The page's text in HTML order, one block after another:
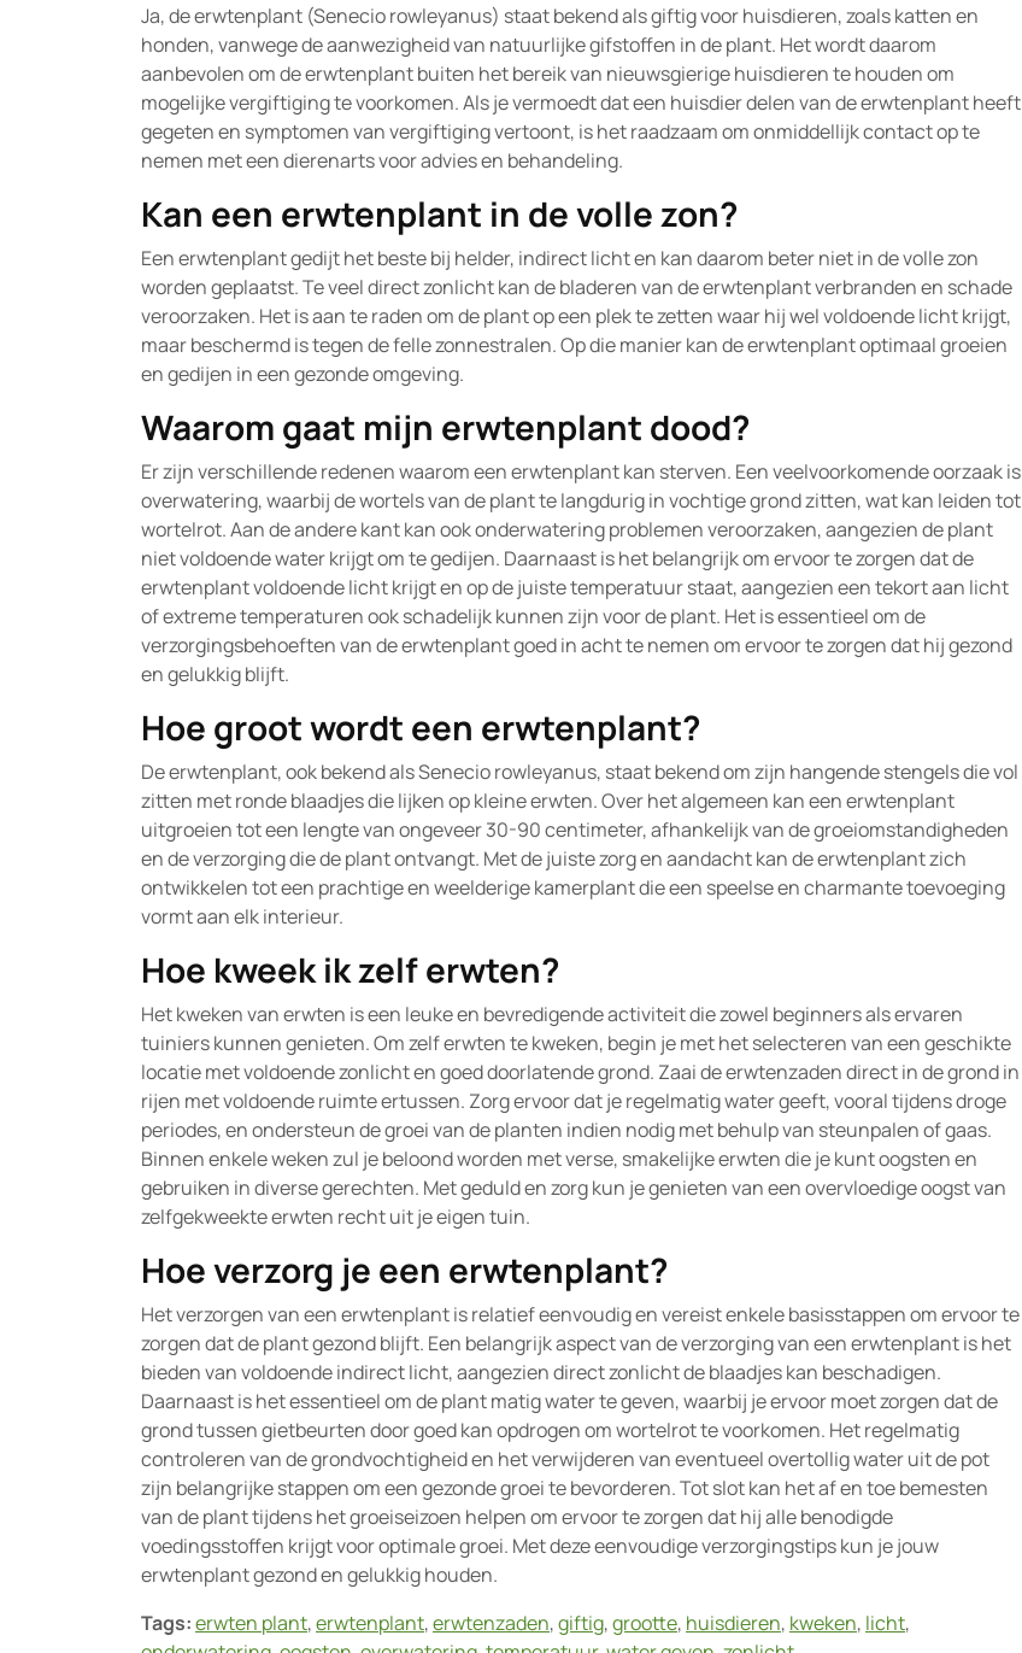
Ja, de erwtenplant (Senecio rowleyanus) staat bekend als giftig voor huisdieren, zoals katten en
honden, vanwege de aanwezigheid van natuurlijke gifstoffen in de plant. Het wordt daarom
aanbevolen om de erwtenplant buiten het bereik van nieuwsgierige huisdieren te houden om
mogelijke vergiftiging te voorkomen. Als je vermoedt dat een huisdier delen van de erwtenplant heeft
gegeten en symptomen van vergiftiging vertoont, is het raadzaam om onmiddellijk contact op te
nemen met een dierenarts voor advies en behandeling.
Kan een erwtenplant in de volle zon?
Een erwtenplant gedijt het beste bij helder, indirect licht en kan daarom beter niet in de volle zon
worden geplaatst. Te veel direct zonlicht kan de bladeren van de erwtenplant verbranden en schade
veroorzaken. Het is aan te raden om de plant op een plek te zetten waar hij wel voldoende licht krijgt,
maar beschermd is tegen de felle zonnestralen. Op die manier kan de erwtenplant optimaal groeien
en gedijen in een gezonde omgeving.
Waarom gaat mijn erwtenplant dood?
Er zijn verschillende redenen waarom een erwtenplant kan sterven. Een veelvoorkomende oorzaak is
overwatering, waarbij de wortels van de plant te langdurig in vochtige grond zitten, wat kan leiden tot
wortelrot. Aan de andere kant kan ook onderwatering problemen veroorzaken, aangezien de plant
niet voldoende water krijgt om te gedijen. Daarnaast is het belangrijk om ervoor te zorgen dat de
erwtenplant voldoende licht krijgt en op de juiste temperatuur staat, aangezien een tekort aan licht
of extreme temperaturen ook schadelijk kunnen zijn voor de plant. Het is essentieel om de
verzorgingsbehoeften van de erwtenplant goed in acht te nemen om ervoor te zorgen dat hij gezond
en gelukkig blijft.
Hoe groot wordt een erwtenplant?
De erwtenplant, ook bekend als Senecio rowleyanus, staat bekend om zijn hangende stengels die vol
zitten met ronde blaadjes die lijken op kleine erwten. Over het algemeen kan een erwtenplant
uitgroeien tot een lengte van ongeveer 30-90 centimeter, afhankelijk van de groeiomstandigheden
en de verzorging die de plant ontvangt. Met de juiste zorg en aandacht kan de erwtenplant zich
ontwikkelen tot een prachtige en weelderige kamerplant die een speelse en charmante toevoeging
vormt aan elk interieur.
Hoe kweek ik zelf erwten?
Het kweken van erwten is een leuke en bevredigende activiteit die zowel beginners als ervaren
tuiniers kunnen genieten. Om zelf erwten te kweken, begin je met het selecteren van een geschikte
locatie met voldoende zonlicht en goed doorlatende grond. Zaai de erwtenzaden direct in de grond in
rijen met voldoende ruimte ertussen. Zorg ervoor dat je regelmatig water geeft, vooral tijdens droge
periodes, en ondersteun de groei van de planten indien nodig met behulp van steunpalen of gaas.
Binnen enkele weken zul je beloond worden met verse, smakelijke erwten die je kunt oogsten en
gebruiken in diverse gerechten. Met geduld en zorg kun je genieten van een overvloedige oogst van
zelfgekweekte erwten recht uit je eigen tuin.
Hoe verzorg je een erwtenplant?
Het verzorgen van een erwtenplant is relatief eenvoudig en vereist enkele basisstappen om ervoor te
zorgen dat de plant gezond blijft. Een belangrijk aspect van de verzorging van een erwtenplant is het
bieden van voldoende indirect licht, aangezien direct zonlicht de blaadjes kan beschadigen.
Daarnaast is het essentieel om de plant matig water te geven, waarbij je ervoor moet zorgen dat de
grond tussen gietbeurten door goed kan opdrogen om wortelrot te voorkomen. Het regelmatig
controleren van de grondvochtigheid en het verwijderen van eventueel overtollig water uit de pot
zijn belangrijke stappen om een gezonde groei te bevorderen. Tot slot kan het af en toe bemesten
van de plant tijdens het groeiseizoen helpen om ervoor te zorgen dat hij alle benodigde
voedingsstoffen krijgt voor optimale groei. Met deze eenvoudige verzorgingstips kun je jouw
erwtenplant gezond en gelukkig houden.
Tags:erwten plant,erwtenplant,erwtenzaden,giftig,grootte, huisdieren, kweken, licht,